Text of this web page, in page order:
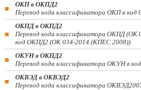
ОКП в ОКПД2
Перевод кода классификатора ОКП в
ОКПД в ОКПД2
Перевод кода классификатора ОКПД (ОК
код ОКПД2 (ОК 034-2014 (КПЕС 2008))
ОКУН в ОКПД2
Перевод кода классификатора ОКУН в
ОКВЭД в ОКВЭД2
Перевод кода классификатора